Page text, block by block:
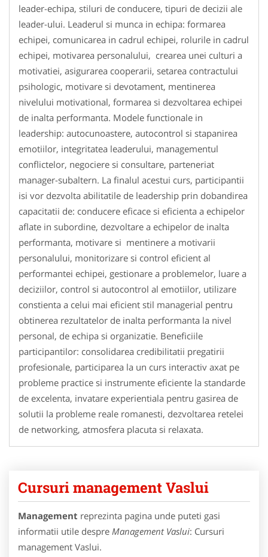
leader-echipa, stiluri de conducere, tipuri de decizii ale
leader-ului. Leaderul si munca in echipa: formarea
echipei, comunicarea in cadrul echipei, rolurile in cadrul
echipei, motivarea personalului, crearea unei culturi a
motivatiei, asigurarea cooperarii, setarea contractului
psihologic, motivare si devotament, mentinerea
nivelului motivational, formarea si dezvoltarea echipei
de inalta performanta. Modele functionale in
leadership: autocunoastere, autocontrol si stapanirea
emotiilor, integritatea leaderului, managementul
conflictelor, negociere si consultare, parteneriat
manager-subaltern. La finalul acestui curs, participantii
isi vor dezvolta abilitatile de leadership prin dobandirea
capacitatii de: conducere eficace si eficienta a echipelor
aflate in subordine, dezvoltare a echipelor de inalta
performanta, motivare si mentinere a motivarii
personalului, monitorizare si control eficient al
performantei echipei, gestionare a problemelor, luare a
deciziilor, control si autocontrol al emotiilor, utilizare
constienta a celui mai eficient stil managerial pentru
obtinerea rezultatelor de inalta performanta la nivel
personal, de echipa si organizatie. Beneficiile
participantilor: consolidarea credibilitatii pregatirii
profesionale, participarea la un curs interactiv axat pe
probleme practice si instrumente eficiente la standarde
de excelenta, invatare experientiala pentru gasirea de
solutii la probleme reale romanesti, dezvoltarea retelei
de networking, atmosfera placuta si relaxata.
Cursuri management Vaslui
Management reprezinta pagina unde puteti gasi
informatii utile despre Management Vaslui: Cursuri
management Vaslui.